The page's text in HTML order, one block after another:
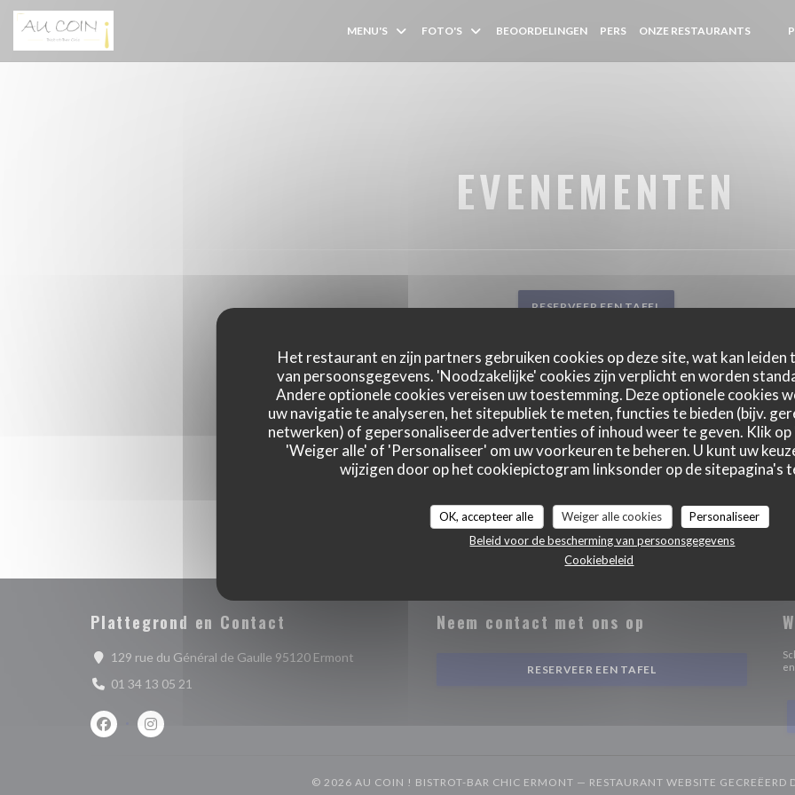
Cookies beheer paneel
Het restaurant en zijn partners gebruiken cookies op deze site, wat kan
van persoonsgegevens. 'Noodzakelijke' cookies zijn verplicht en worden
Andere optionele cookies vereisen uw toestemming. Deze optionele cookies
uw navigatie te analyseren, het sitepubliek te meten, functies te bieden (bijv.
netwerken) of gepersonaliseerde advertenties of inhoud weer te geven. Klik op
'Weiger alle' of 'Personaliseer' om uw voorkeuren te beheren. U kunt uw
wijzigen door op het cookiepictogram linksonder op de sitepagina's
OK, accepteer alle Weiger alle cookies
Personaliseer
Beleid voor de bescherming van persoonsgegevens
Cookiebeleid
MENU'S FOTO'S BEOORDELINGEN PERS ONZE RESTAURANTS
EVENEMENTEN
RESERVEER EEN TAFEL
Plattegrond en Contact
129 rue du Général de Gaulle 95120 Ermont
01 34 13 05 21
Facebook ((opent in een nieuw venster))
Instagram ((opent in een nieuw venster))
Neem contact met ons op
RESERVEER EEN TAFEL
© 2026 AU COIN ! BISTROT-BAR CHIC ERMONT — RESTAURANT WEBSITE GECREËERD